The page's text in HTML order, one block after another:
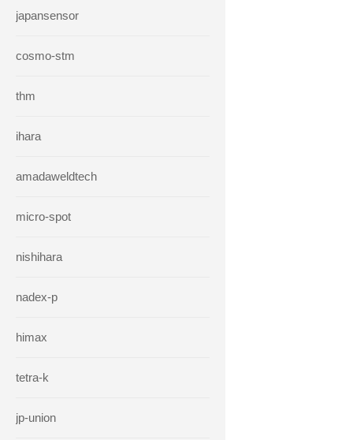
japansensor
cosmo-stm
thm
ihara
amadaweldtech
micro-spot
nishihara
nadex-p
himax
tetra-k
jp-union